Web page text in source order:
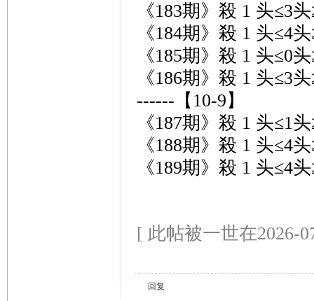
《183期》殺 1 头≤3
《184期》殺 1 头≤4
《185期》殺 1 头≤0
《186期》殺 1 头≤3
------【10-9】
《187期》殺 1 头≤1
《188期》殺 1 头≤4
《189期》殺 1 头≤4
[ 此帖被一世在2026-
回复